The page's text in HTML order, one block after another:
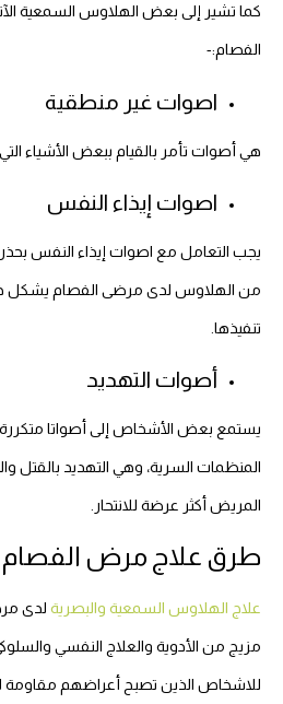
كما تشير إلى بعض الهلاوس السمعية
الفصام:-
اصوات غير منطقية
هي أصوات تأمر بالقيام ببعض الأشياء
اصوات إيذاء النفس
يجب التعامل مع اصوات إيذاء النفس
من الهلاوس لدى مرضى الفصام يشكل
تنفيذها.
أصوات التهديد
يستمع بعض الأشخاص إلى أصواتا
المنظمات السرية، وهي التهديد بالقتل
المريض أكثر عرضة للانتحار.
طرق علاج مرض الفصام
علاج الهلاوس السمعية والبصرية لدى
مزيج من الأدوية والعلاج النفسي
للاشخاص الذين تصبح أعراضهم مقاومة